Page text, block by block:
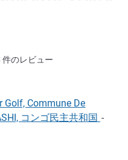
アコーホテルズ)
件のレビュー
Golf, Commune De
コンゴ民主共和国 -